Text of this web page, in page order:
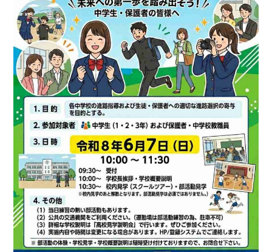
その他の情報
English